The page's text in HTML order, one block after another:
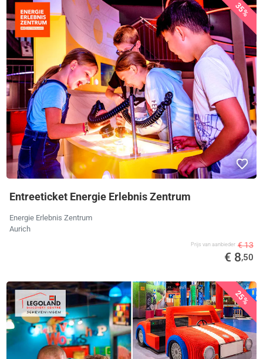
35%
Entreeticket Energie Erlebnis Zentrum
Energie Erlebnis Zentrum
Aurich
Prijs van aanbieder € 13
€ 8,50
25%